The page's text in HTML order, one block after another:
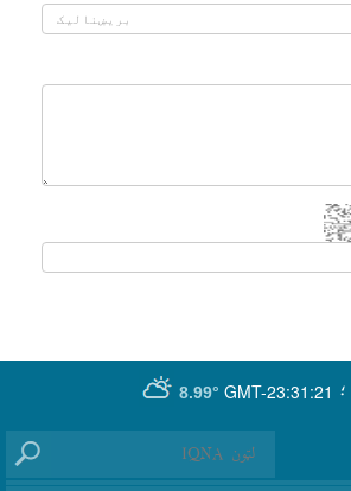
GMT-23:31:21
8.99° ؛